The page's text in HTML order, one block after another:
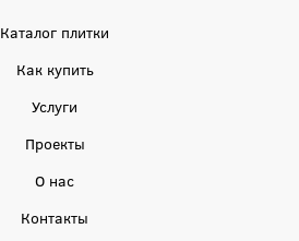
Каталог плитки
Как купить
Услуги
Проекты
О нас
Контакты